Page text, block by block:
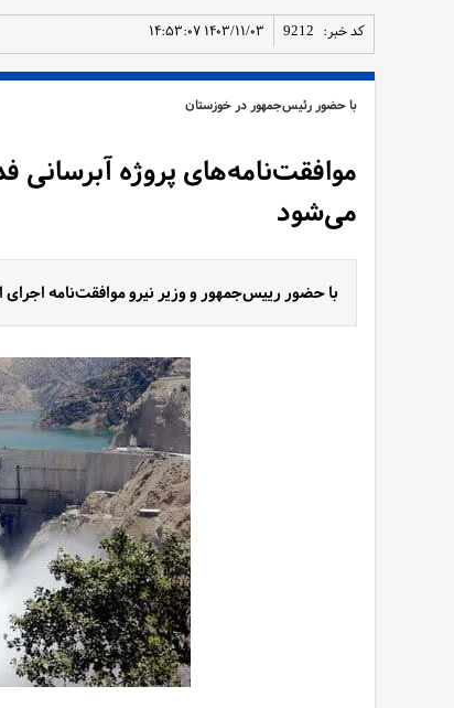
کد خبر: 9212 ۱۴۰۳/۱۱/۰۳ ۱۴:۵۳:۰۷
با حضور رئیس‌جمهور در خوزستان
موافقت‌نامه‌های پروژه
می‌شود
با حضور رییس‌جمهور و وزیر نیرو موافقت‌نامه